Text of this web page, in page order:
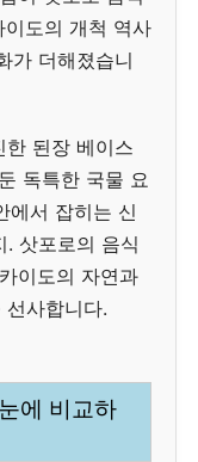
도의 개척 역사
가 더해졌습니
된장 베이스
독특한 국물 요
에서 잡히는 신
. 삿포로의 음식
이도의 자연과
사합니다.
에 비교하